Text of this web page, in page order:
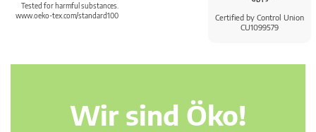
Certified by Control Union
CU1099579
Tested for harmful substances.
www.oeko-tex.com/standard100
Wir sind Öko!